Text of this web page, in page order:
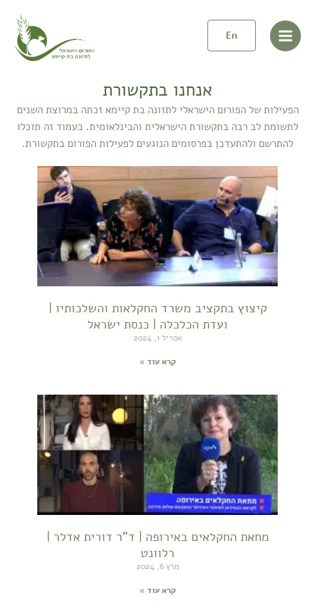
לתוכן
Menu
En
אנחנו בתקשורת
הפעילות של הפורום הישראלי לתזונה בת קיימא זכתה במרוצת השנים
לתשומת לב רבה בתקשורת הישראלית והבינלאומית. בעמוד זה תוכלו
להתרשם ולהתעדכן בפרסומים הנוגעים לפעילות הפורום בתקשורת.
קיצוץ בתקציב משרד החקלאות והשלכותיו |
ועדת הכלכלה | כנסת ישראל
אפריל 1, 2024
קרא עוד »
מחאת החקלאים באירופה | ד"ר דורית אדלר |
רלוונט
מרץ 6, 2024
קרא עוד »